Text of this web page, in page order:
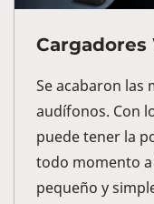
Cargadores
Se acabaron las
audífonos. Con
puede tener la
todo momento
pequeño y